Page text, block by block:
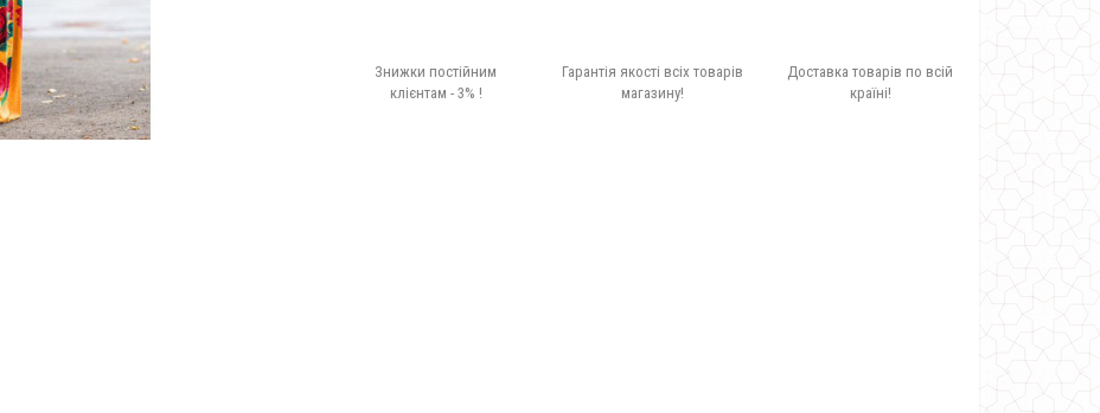
Знижки постійним
клієнтам - 3% !
Гарантія якості всіх товарів
магазину!
Доставка товарів по всій
країні!